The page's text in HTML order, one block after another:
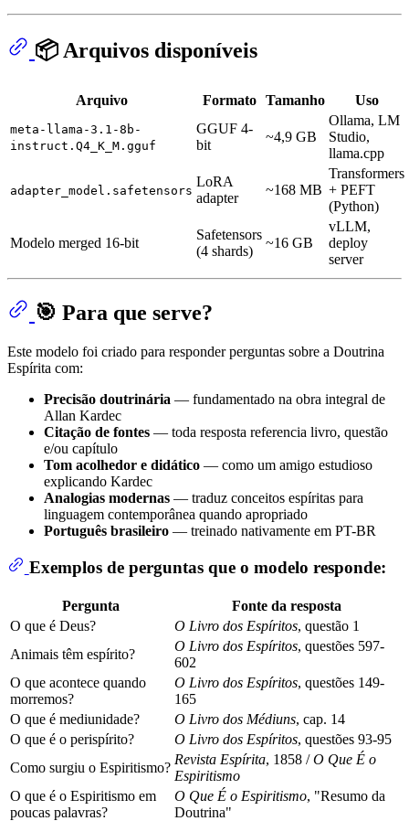
📦 Arquivos disponíveis
Arquivo Formato Tamanho Uso
meta-llama-3.1-8b-
instruct.Q4_K_M.gguf
GGUF 4-
bit
~4,9 GB
Ollama, LM
Studio,
llama.cpp
adapter_model.safetensors
LoRA
adapter
~168 MB
Transformers
+ PEFT
(Python)
Modelo merged 16-bit
Safetensors
(4 shards)
~16 GB
vLLM,
deploy
server
🎯 Para que serve?
Este modelo foi criado para responder perguntas sobre a Doutrina
Espírita com:
Precisão doutrinária — fundamentado na obra integral de
Allan Kardec
Citação de fontes — toda resposta referencia livro, questão
e/ou capítulo
Tom acolhedor e didático — como um amigo estudioso
explicando Kardec
Analogias modernas — traduz conceitos espíritas para
linguagem contemporânea quando apropriado
Português brasileiro — treinado nativamente em PT-BR
Exemplos de perguntas que o modelo responde:
Pergunta
Fonte da resposta
O que é Deus?
O Livro dos Espíritos, questão 1
Animais têm espírito?
O Livro dos Espíritos, questões 597-
602
O que acontece quando
morremos?
O Livro dos Espíritos, questões 149-
165
O que é mediunidade?
O Livro dos Médiuns, cap. 14
O que é o perispírito?
O Livro dos Espíritos, questões 93-95
Como surgiu o Espiritismo?
Revista Espírita, 1858 /O Que É o
Espiritismo
O que é o Espiritismo em
poucas palavras?
O Que É o Espiritismo, "Resumo da
Doutrina"